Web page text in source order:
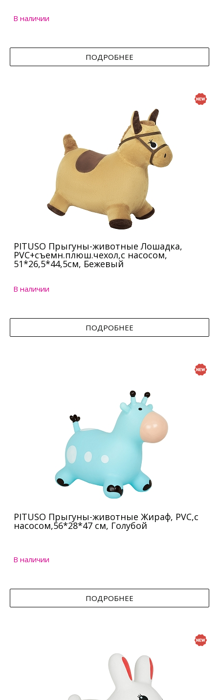
В наличии
ПОДРОБНЕЕ
PITUSO Прыгуны-животные Лошадка,
PVC+съемн.плюш.чехол,с насосом,
51*26,5*44,5см, Бежевый
В наличии
ПОДРОБНЕЕ
PITUSO Прыгуны-животные Жираф, PVC,с
насосом,56*28*47 см, Голубой
В наличии
ПОДРОБНЕЕ